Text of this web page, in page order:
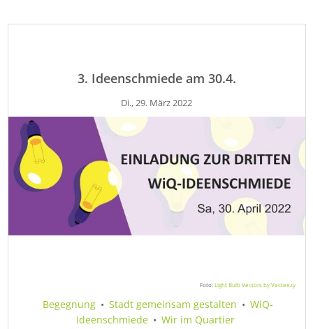
3. Ideenschmiede am 30.4.
Di., 29. März 2022
Foto:Light Bulb Vectors by Vecteezy
Begegnung • Stadt gemeinsam gestalten • WiQ-
Ideenschmiede • Wir im Quartier